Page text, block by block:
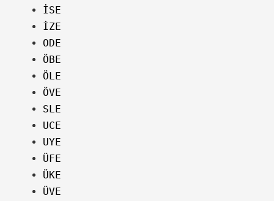
İSE
İZE
ODE
ÖBE
ÖLE
ÖVE
SLE
UCE
UYE
ÜFE
ÜKE
ÜVE